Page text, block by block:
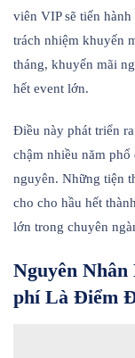
viên VIP sẽ tiến
trách nhiệm khuyến
tháng, khuyến mãi
hết event lớn.
Điều này phát triển
chậm nhiều năm
nguyên. Những tiện
cho cho hầu hết
lớn trong chuyên
Nguyên
phí Là Điểm